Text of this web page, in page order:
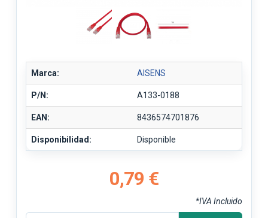
Marca: AISENS
P/N: A133-0188
EAN: 8436574701876
Disponibilidad: Disponible
0,79 €
*IVA Incluido